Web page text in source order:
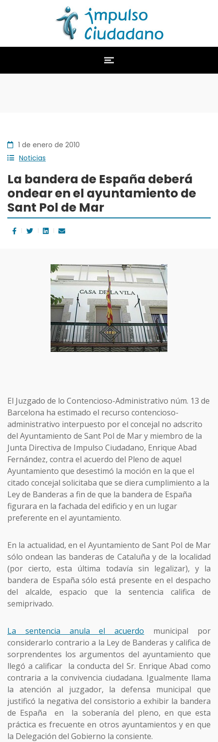
1 de enero de 2010
Noticias
La bandera de España deberá
ondear en el ayuntamiento de
Sant Pol de Mar
El Juzgado de lo Contencioso-Administrativo núm. 13 de
Barcelona ha estimado el recurso contencioso-
administrativo interpuesto por el concejal no adscrito
del Ayuntamiento de Sant Pol de Mar y miembro de la
Junta Directiva de Impulso Ciudadano, Enrique Abad
Fernández, contra el acuerdo del Pleno de aquel
Ayuntamiento que desestimó la moción en la que el
citado concejal solicitaba que se diera cumplimiento a la
Ley de Banderas a fin de que la bandera de España
figurara en la fachada del edificio y en un lugar
preferente en el ayuntamiento.
En la actualidad, en el Ayuntamiento de Sant Pol de Mar
sólo ondean las banderas de Cataluña y de la localidad
(por cierto, esta última todavía sin legalizar), y la
bandera de España sólo está presente en el despacho
del alcalde, espacio que la sentencia califica de
semiprivado.
La sentencia anula el acuerdo municipal por
considerarlo contrario a la Ley de Banderas y califica de
sorprendentes los argumentos del ayuntamiento que
llegó a calificar la conducta del Sr. Enrique Abad como
contraria a la convivencia ciudadana. Igualmente llama
la atención al juzgador, la defensa municipal que
justificó la negativa del consistorio a exhibir la bandera
de España en la soberanía del pleno, en que esta
práctica es frecuente en otros ayuntamientos y en que
la Delegación del Gobierno la consiente.